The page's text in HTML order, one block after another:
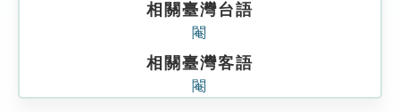
相關臺灣台語
閹
相關臺灣客語
閹